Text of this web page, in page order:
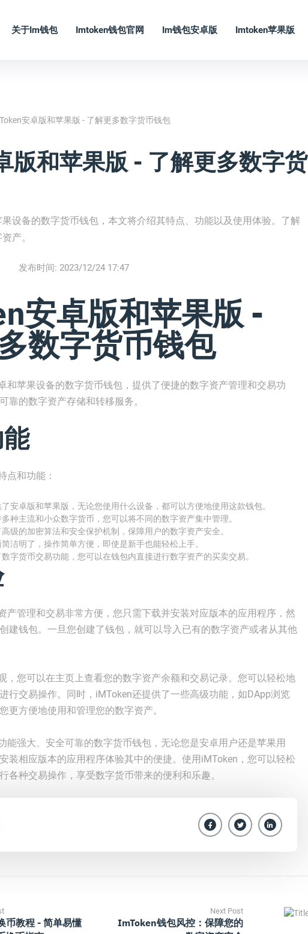
关于im钱包 Imtoken钱包官网 Im钱包安卓版 Imtoken苹果版
安卓版和苹果版 - 了解更多数字货币钱包
版和苹果版 - 了解更多数字货
设备的数字货币钱包，本文将介绍其特点、功能以及使用体验。了解
产。
发布时间: 2023/12/24 17:47
安卓版和苹果版 -
数字货币钱包
和苹果设备的数字货币钱包，提供了便捷的数字资产管理和交易功
靠的数字资产存储和转移服务。
点和功能：
安卓版和苹果版，无论您使用什么设备，都可以方便地使用这款钱包。
种主流和小众数字货币，您可以将不同的数字资产集中管理。
级的加密算法和安全保护机制，保障用户的数字资产安全。
洁明了，操作简单方便，即使是新手也能轻松上手。
字货币交易功能，您可以在钱包内直接进行数字资产的买卖交易。
产管理和交易非常方便，您只需下载并安装对应版本的应用程序，然
建钱包。一旦您创建了钱包，就可以导入已有的数字资产或者从其他
，您可以在主页上查看您的数字资产余额和交易记录。您可以轻松地
行交易操作。同时，iMToken还提供了一些高级功能，如DApp浏览
更方便地使用和管理您的数字资产。
能强大、安全可靠的数字货币钱包，无论您是安卓用户还是苹果用
装相应版本的应用程序体验其中的便捷。使用iMToken，您可以轻松
各种交易操作，享受数字货币带来的便利和乐趣。
币教程 - 简单易懂
Next Post
ImToken钱包风控：保障您的